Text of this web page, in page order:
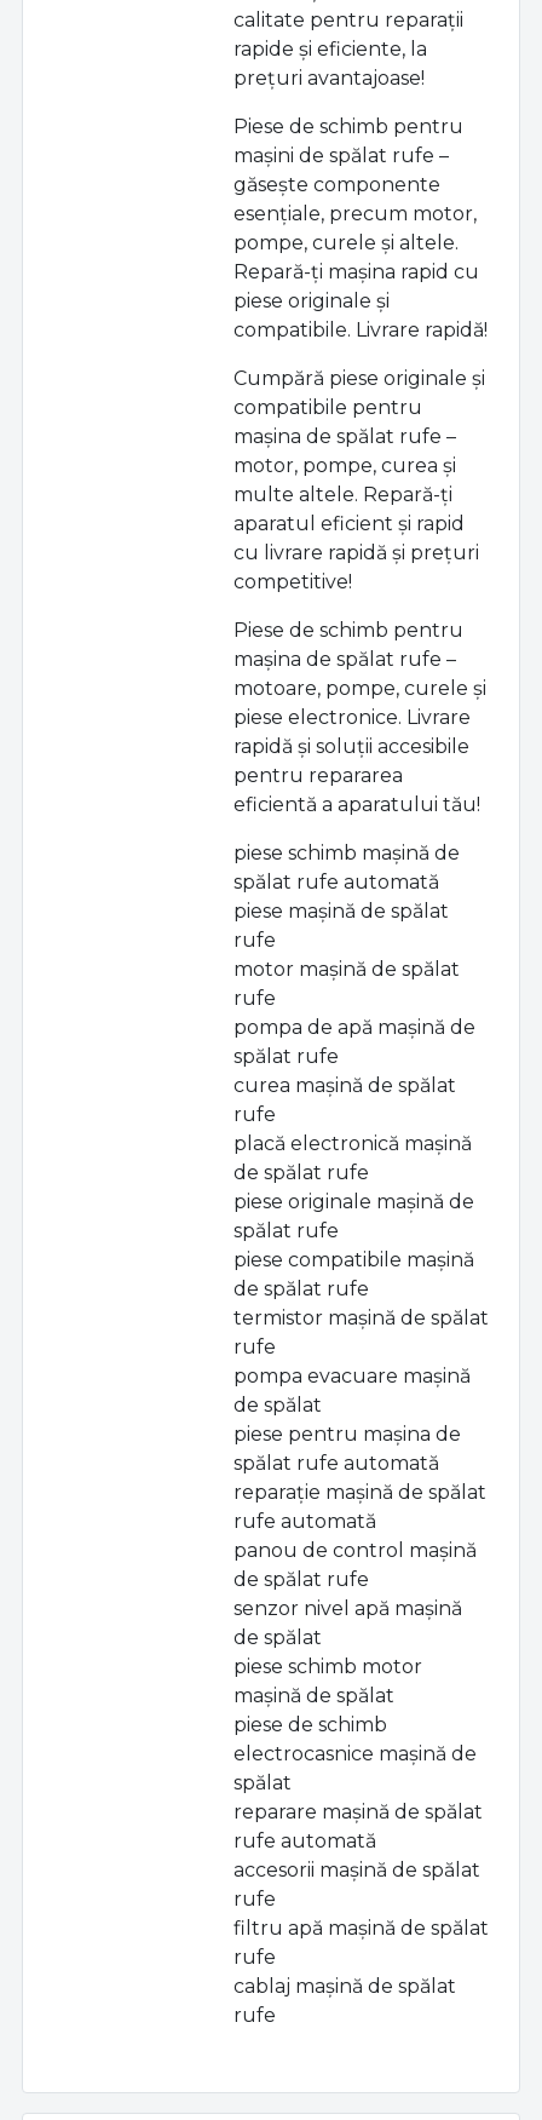
calitate pentru reparații
rapide și eficiente, la
prețuri avantajoase!
Piese de schimb pentru
mașini de spălat rufe –
găsește componente
esențiale, precum motor,
pompe, curele și altele.
Repară-ți mașina rapid cu
piese originale și
compatibile. Livrare rapidă!
Cumpără piese originale și
compatibile pentru
mașina de spălat rufe –
motor, pompe, curea și
multe altele. Repară-ți
aparatul eficient și rapid
cu livrare rapidă și prețuri
competitive!
Piese de schimb pentru
mașina de spălat rufe –
motoare, pompe, curele și
piese electronice. Livrare
rapidă și soluții accesibile
pentru repararea
eficientă a aparatului tău!
piese schimb mașină de
spălat rufe automată
piese mașină de spălat
rufe
motor mașină de spălat
rufe
pompa de apă mașină de
spălat rufe
curea mașină de spălat
rufe
placă electronică mașină
de spălat rufe
piese originale mașină de
spălat rufe
piese compatibile mașină
de spălat rufe
termistor mașină de spălat
rufe
pompa evacuare mașină
de spălat
piese pentru mașina de
spălat rufe automată
reparație mașină de spălat
rufe automată
panou de control mașină
de spălat rufe
senzor nivel apă mașină
de spălat
piese schimb motor
mașină de spălat
piese de schimb
electrocasnice mașină de
spălat
reparare mașină de spălat
rufe automată
accesorii mașină de spălat
rufe
filtru apă mașină de spălat
rufe
cablaj mașină de spălat
rufe